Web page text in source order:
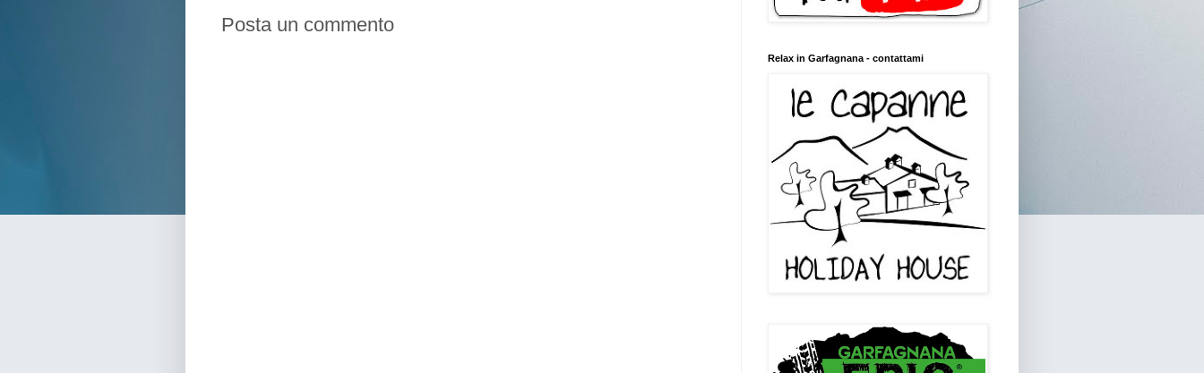
Posta un commento
Relax in Garfagnana - contattami